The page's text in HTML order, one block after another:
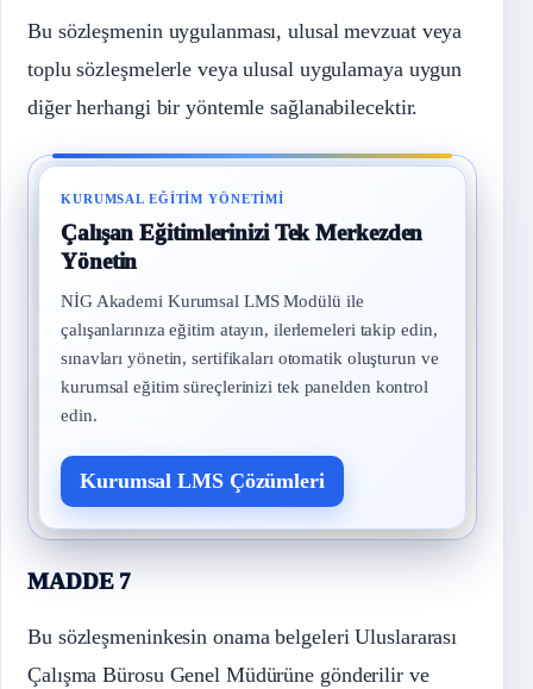
Bu sözleşmenin uygulanması, ulusal mevzuat veya
toplu sözleşmelerle veya ulusal uygulamaya uygun
diğer herhangi bir yöntemle sağlanabilecektir.
KURUMSAL EĞITIM YÖNETIMI
Çalışan Eğitimlerinizi Tek Merkezden
Yönetin
NİG Akademi Kurumsal LMS Modülü ile
çalışanlarınıza eğitim atayın, ilerlemeleri takip edin,
sınavları yönetin, sertifikaları otomatik oluşturun ve
kurumsal eğitim süreçlerinizi tek panelden kontrol
edin.
Kurumsal LMS Çözümleri
MADDE 7
Bu sözleşmeninkesin onama belgeleri Uluslararası
Çalışma Bürosu Genel Müdürüne gönderilir ve